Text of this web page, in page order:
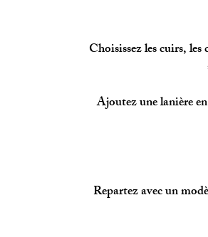
Choisissez les cuirs,
Ajoutez une lanière
Repartez avec un